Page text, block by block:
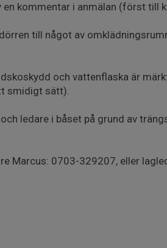
en kommentar i anmälan (först till
till något av
och vattenflaska är
smidigt sätt).
ledare i båset på grund av
Marcus: 0703-329207, eller